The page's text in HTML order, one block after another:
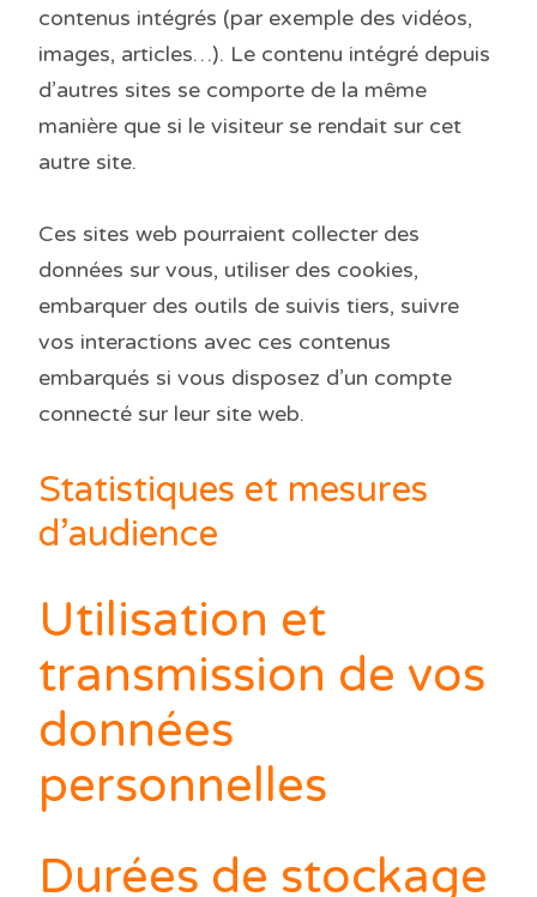
contenus intégrés (par exemple des vidéos,
images, articles…). Le contenu intégré depuis
d’autres sites se comporte de la même
manière que si le visiteur se rendait sur cet
autre site.
Ces sites web pourraient collecter des
données sur vous, utiliser des cookies,
embarquer des outils de suivis tiers, suivre
vos interactions avec ces contenus
embarqués si vous disposez d’un compte
connecté sur leur site web.
Statistiques et mesures
d’audience
Utilisation et
transmission de vos
données
personnelles
Durées de stockage